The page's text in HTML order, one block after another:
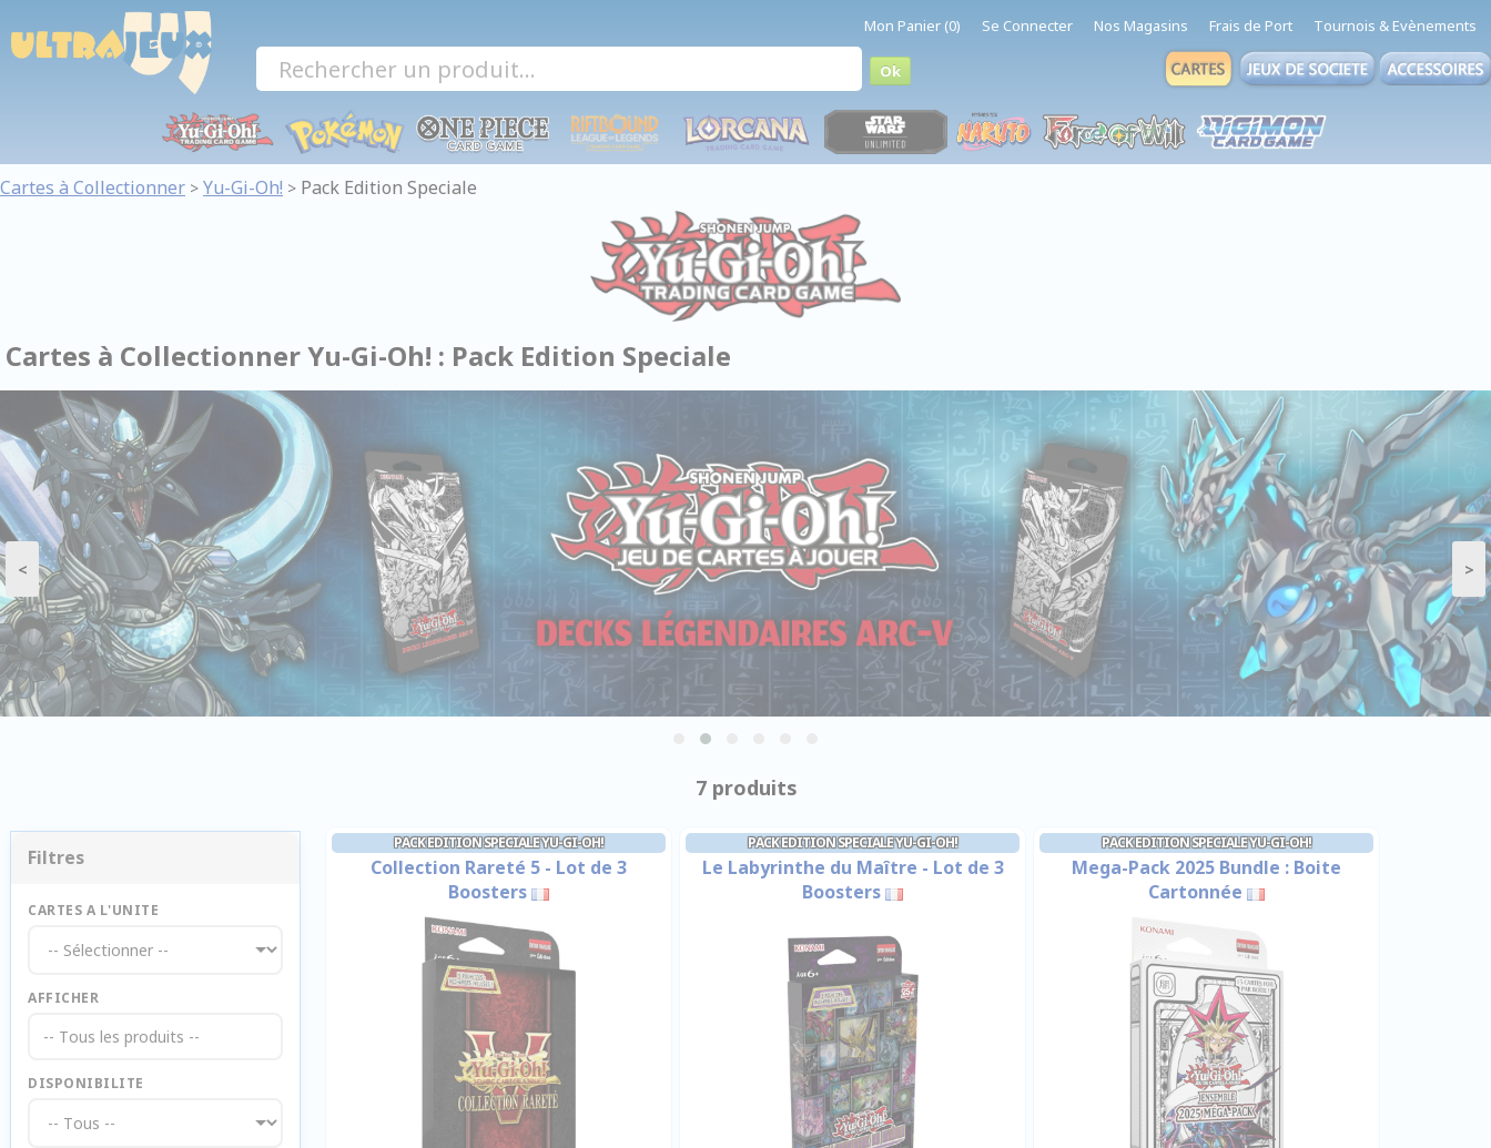
Mon Panier (0) Se Connecter Nos Magasins Frais de Port Tournois & Evènements
Cartes à Collectionner > Yu-Gi-Oh! > Pack Edition Speciale
Cartes à Collectionner Yu-Gi-Oh! : Pack Edition Speciale
< >
7 produits
Filtres
CARTES A L'UNITE
AFFICHER
-- Tous les produits --
DISPONIBILITE
PACK EDITION SPECIALE YU-GI-OH!
Collection Rareté 5 - Lot de 3
Boosters
PACK EDITION SPECIALE YU-GI-OH!
Le Labyrinthe du Maître - Lot de 3
Boosters
PACK EDITION SPECIALE YU-GI-OH!
Mega-Pack 2025 Bundle : Boite
Cartonnée
Panneau de gestion des cookies